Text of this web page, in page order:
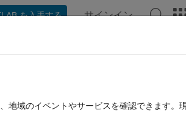
を入手する サインイン
地域のイベントやサービスを確認できます。